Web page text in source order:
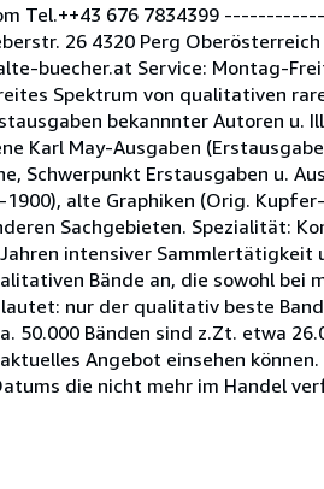
Tel.++43 676 7834399
26 4320 Perg Oberösterreich
buecher.at Service: Montag-
Spektrum von qualitativen
bekannnter Autoren u.
Karl May-Ausgaben
Schwerpunkt Erstausgaben u.
alte Graphiken (Orig.
Sachgebieten. Spezialität:
intensiver Sammlertätigkeit
Bände an, die sowohl bei
nur der qualitativ beste
50.000 Bänden sind z.Zt. etwa
Angebot einsehen können.
die nicht mehr im Handel